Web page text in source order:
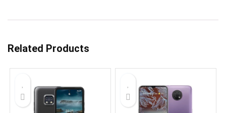
Related Products